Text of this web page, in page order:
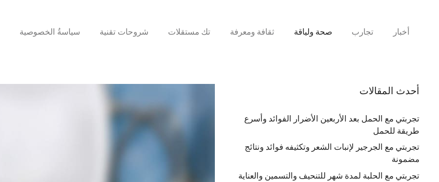
أخبار تجارب صحة ولياقة ثقافة ومعرفة تك مستقلات شروحات تقنية سياسةُ الخصوصية
أحدث المقالات
تجربتي مع الحمل بعد الأربعين الأضرار الفوائد وأسرع
طريقة للحمل
تجربتي مع الجرجير لإنبات الشعر وتكثيفه فوائد ونتائج
مضمونة
تجربتي مع الحلبة لمدة شهر للتنحيف والتسمين والعناية